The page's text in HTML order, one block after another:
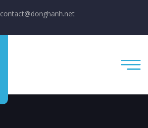
contact@donghanh.net